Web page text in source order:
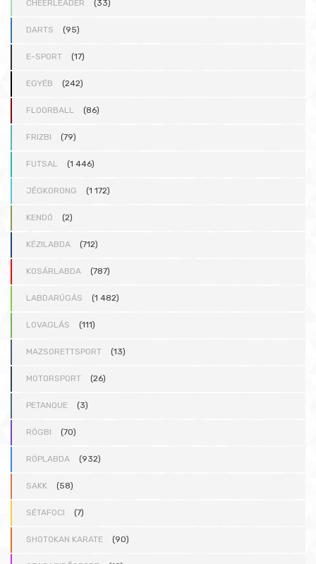
CHEERLEADER (33)
DARTS (95)
E-SPORT (17)
EGYÉB (242)
FLOORBALL (86)
FRIZBI (79)
FUTSAL (1 446)
JÉGKORONG (1 172)
KENDÓ (2)
KÉZILABDA (712)
KOSÁRLABDA (787)
LABDARÚGÁS (1 482)
LOVAGLÁS (111)
MAZSORETTSPORT (13)
MOTORSPORT (26)
PETANQUE (3)
RÖGBI (70)
RÖPLABDA (932)
SAKK (58)
SÉTAFOCI (7)
SHOTOKAN KARATE (90)